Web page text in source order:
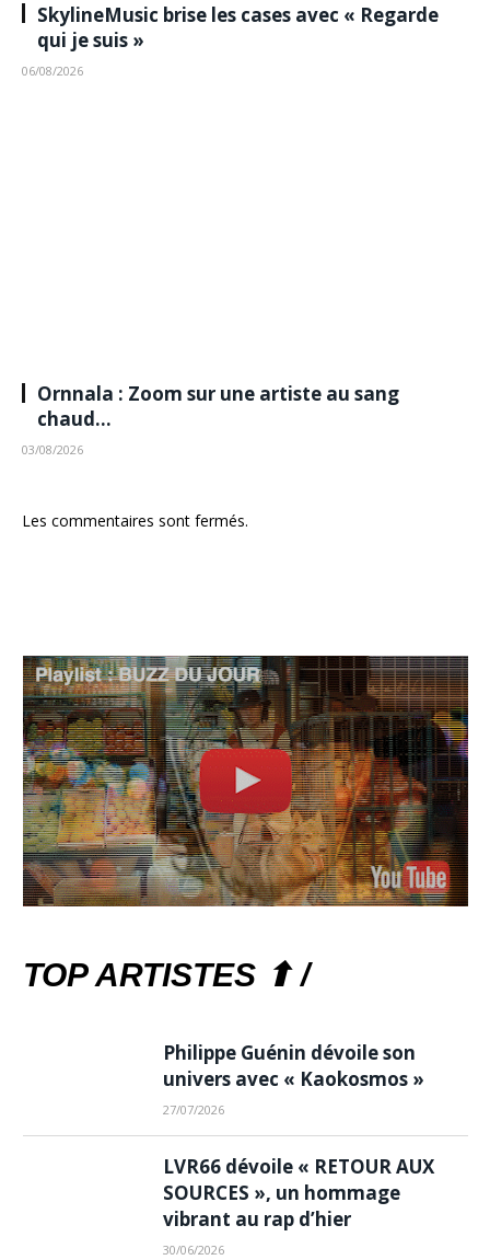
SkylineMusic brise les cases avec « Regarde
qui je suis »
06/08/2026
Ornnala : Zoom sur une artiste au sang
chaud…
03/08/2026
Les commentaires sont fermés.
TOP ARTISTES ⬆ /
Philippe Guénin dévoile son
univers avec « Kaokosmos »
27/07/2026
LVR66 dévoile « RETOUR AUX
SOURCES », un hommage
vibrant au rap d’hier
30/06/2026